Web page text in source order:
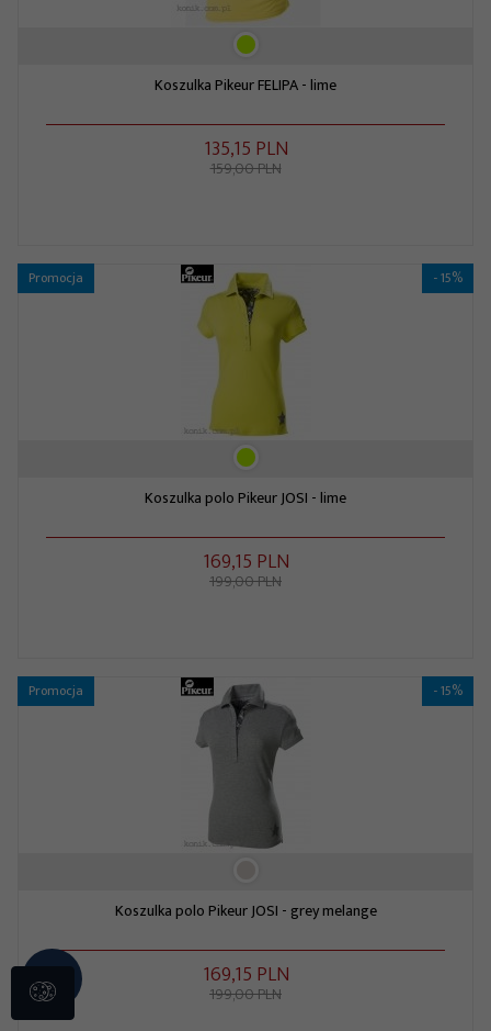
Koszulka Pikeur FELIPA - lime
135,15 PLN
159,00 PLN
Promocja - 15%
Koszulka polo Pikeur JOSI - lime
169,15 PLN
199,00 PLN
Promocja - 15%
Koszulka polo Pikeur JOSI - grey melange
169,15 PLN
199,00 PLN